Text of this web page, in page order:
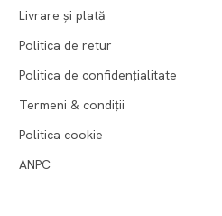
Livrare și plată
Politica de retur
Politica de confidențialitate
Termeni & condiții
Politica cookie
ANPC